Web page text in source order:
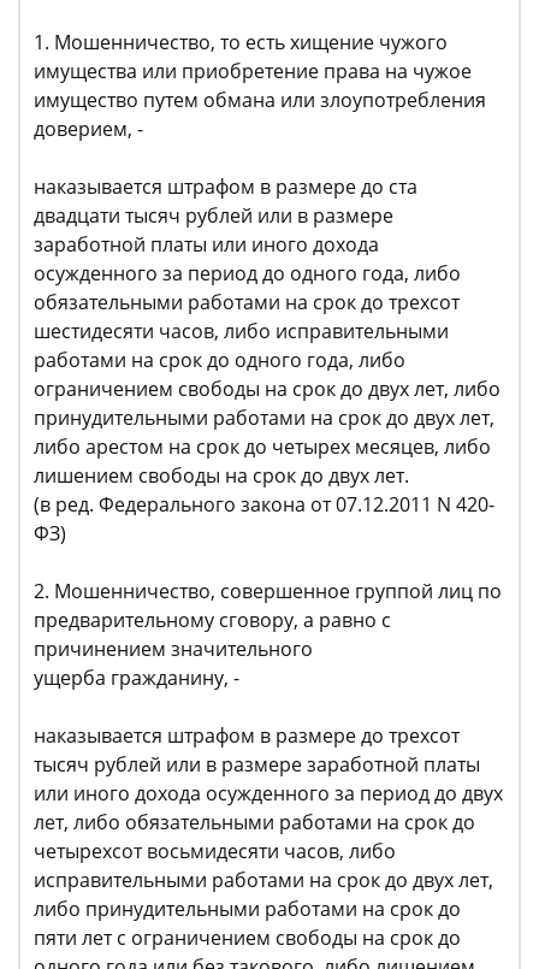
1. Мошенничество, то есть хищение чужого
имущества или приобретение права на чужое
имущество путем обмана или злоупотребления
доверием, -
наказывается штрафом в размере до ста
двадцати тысяч рублей или в размере
заработной платы или иного дохода
осужденного за период до одного года, либо
обязательными работами на срок до трехсот
шестидесяти часов, либо исправительными
работами на срок до одного года, либо
ограничением свободы на срок до двух лет, либо
принудительными работами на срок до двух лет,
либо арестом на срок до четырех месяцев, либо
лишением свободы на срок до двух лет.
(в ред. Федерального закона от 07.12.2011 N 420-
ФЗ)
2. Мошенничество, совершенное группой лиц по
предварительному сговору, а равно с
причинением значительного
ущерба гражданину, -
наказывается штрафом в размере до трехсот
тысяч рублей или в размере заработной платы
или иного дохода осужденного за период до двух
лет, либо обязательными работами на срок до
четырехсот восьмидесяти часов, либо
исправительными работами на срок до двух лет,
либо принудительными работами на срок до
пяти лет с ограничением свободы на срок до